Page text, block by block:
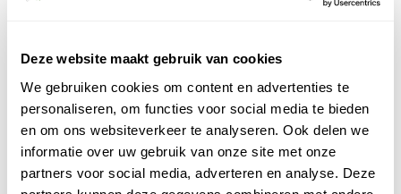
Deze website maakt gebruik van cookies
We gebruiken cookies om content en advertenties te
personaliseren, om functies voor social media te bieden
en om ons websiteverkeer te analyseren. Ook delen we
informatie over uw gebruik van onze site met onze
partners voor social media, adverteren en analyse. Deze
Zwarte beren worden hier groter dan de oostelijker
voorkomende grizzly's. Sommige mannetjesberen
worden tot 400 kilo zwaar. Bevers waren door de
pelsjacht bijna uitgeroeid, maar zijn nu met 18.000